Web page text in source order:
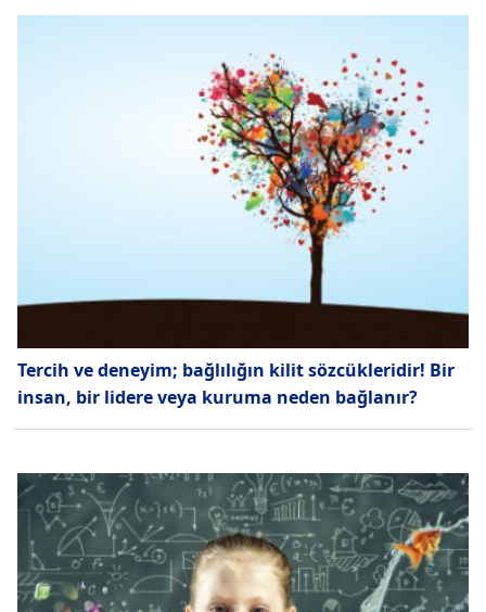
Tercih ve deneyim; bağlılığın kilit sözcükleridir! Bir
insan, bir lidere veya kuruma neden bağlanır?